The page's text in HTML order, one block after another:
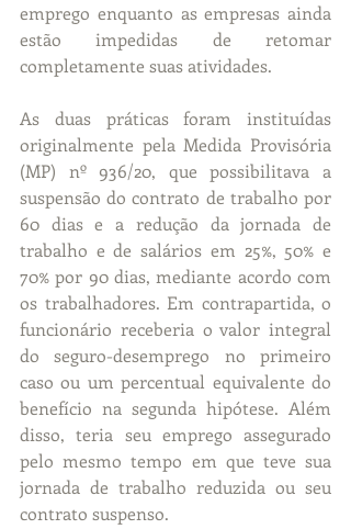
emprego enquanto as empresas ainda
estão impedidas de retomar
completamente suas atividades.
As duas práticas foram instituídas
originalmente pela Medida Provisória
(MP) nº 936/20, que possibilitava a
suspensão do contrato de trabalho por
60 dias e a redução da jornada de
trabalho e de salários em 25%, 50% e
70% por 90 dias, mediante acordo com
os trabalhadores. Em contrapartida, o
funcionário receberia o valor integral
do seguro-desemprego no primeiro
caso ou um percentual equivalente do
benefício na segunda hipótese. Além
disso, teria seu emprego assegurado
pelo mesmo tempo em que teve sua
jornada de trabalho reduzida ou seu
contrato suspenso.